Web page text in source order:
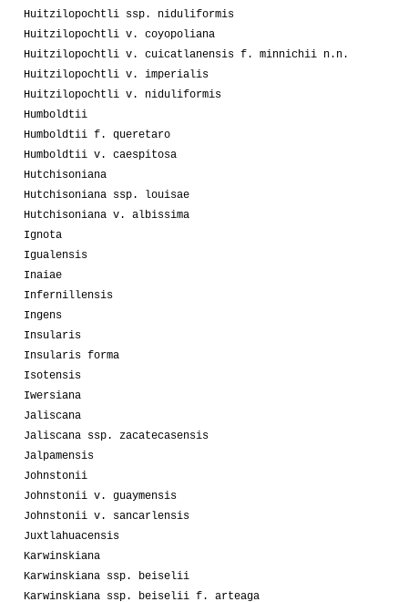
Huitzilopochtli ssp. niduliformis
Huitzilopochtli v. coyopoliana
Huitzilopochtli v. cuicatlanensis f. minnichii n.n.
Huitzilopochtli v. imperialis
Huitzilopochtli v. niduliformis
Humboldtii
Humboldtii f. queretaro
Humboldtii v. caespitosa
Hutchisoniana
Hutchisoniana ssp. louisae
Hutchisoniana v. albissima
Ignota
Igualensis
Inaiae
Infernillensis
Ingens
Insularis
Insularis forma
Isotensis
Iwersiana
Jaliscana
Jaliscana ssp. zacatecasensis
Jalpamensis
Johnstonii
Johnstonii v. guaymensis
Johnstonii v. sancarlensis
Juxtlahuacensis
Karwinskiana
Karwinskiana ssp. beiselii
Karwinskiana ssp. beiselii f. arteaga